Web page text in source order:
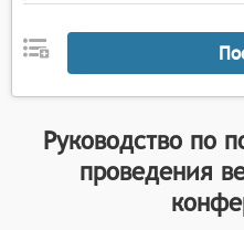
Руководство по
проведения